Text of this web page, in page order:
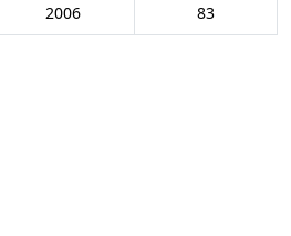
2006 83